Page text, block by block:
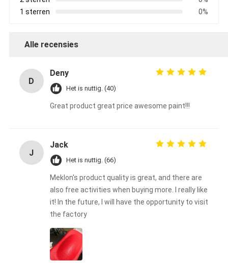
1 sterren
0%
Alle recensies
D
Deny
Het is nuttig. (40)
Great product great price awesome paint!!!
J
Jack
Het is nuttig. (66)
Meklon's product quality is great, and there are
also free activities when buying more. I really like
it! In the future, I will have the opportunity to visit
the factory